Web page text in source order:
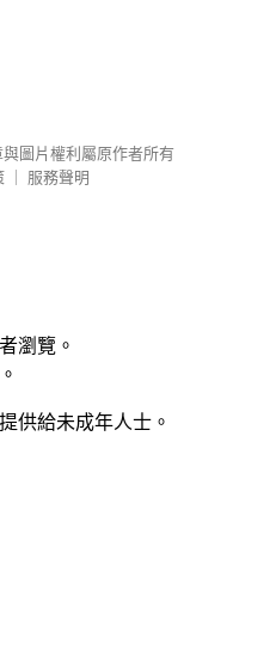
與圖片權利屬原作者所有
服務聲明
瀏覽。
供給未成年人士。